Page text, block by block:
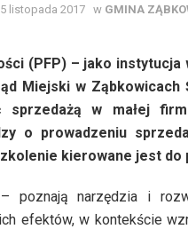
listopada 2017 w GMINA
(PFP) – jako
Miejski w Ząbkowicach
sprzedażą w małej
o prowadzeniu
kierowane jest do
poznają narzędzia i
efektów, w kontekście